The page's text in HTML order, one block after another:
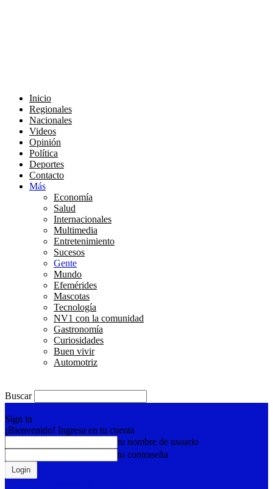
Inicio
Regionales
Nacionales
Videos
Opinión
Política
Deportes
Contacto
Más
Economía
Salud
Internacionales
Multimedia
Entretenimiento
Sucesos
Gente
Mundo
Efemérides
Mascotas
Tecnología
NV1 con la comunidad
Gastronomía
Curiosidades
Buen vivir
Automotriz
Buscar
Sign in
¡Bienvenido! Ingresa en tu cuenta
tu nombre de usuario
tu contraseña